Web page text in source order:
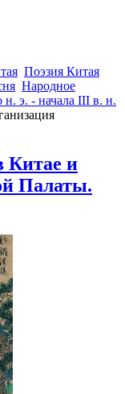
Поэзия Китая
Народное
н. э. - начала III в. н.
Китае и
Палаты.